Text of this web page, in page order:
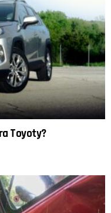
Toyoty?